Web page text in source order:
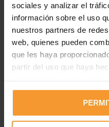
sociales y analizar el
información sobre el uso
nuestros partners de
web, quienes pueden
que les haya
partir del uso que haya
Entradas recientes
Los neumáticos están
accidentes de tráfico con
Uno de cada cuatro
cuando el 35% de
Electricidad estática en
Desfase del 45,1% entre